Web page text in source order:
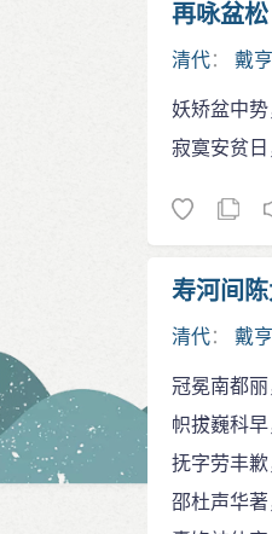
再咏盆松
清代： 戴亨
妖矫盆中势
寂寞安贫日
寿河间
清代： 戴亨
冠冕南都丽
帜拔巍科
抚字劳丰歉
邵杜声华著